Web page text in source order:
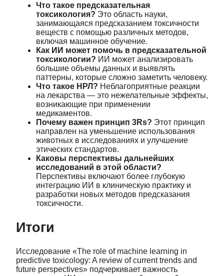
Что такое предсказательная
токсикология? Это область науки,
занимающаяся предсказанием токсичности
веществ с помощью различных методов,
включая машинное обучение.
Как ИИ может помочь в предсказательной
токсикологии? ИИ может анализировать
большие объемы данных и выявлять
паттерны, которые сложно заметить человеку.
Что такое НРЛ? Неблагоприятные реакции
на лекарства — это нежелательные эффекты,
возникающие при применении
медикаментов.
Почему важен принцип 3Rs? Этот принцип
направлен на уменьшение использования
животных в исследованиях и улучшение
этических стандартов.
Каковы перспективы дальнейших
исследований в этой области?
Перспективы включают более глубокую
интеграцию ИИ в клиническую практику и
разработки новых методов предсказания
токсичности.
Итоги
Исследование «The role of machine learning in
predictive toxicology: A review of current trends and
future perspectives» подчеркивает важность